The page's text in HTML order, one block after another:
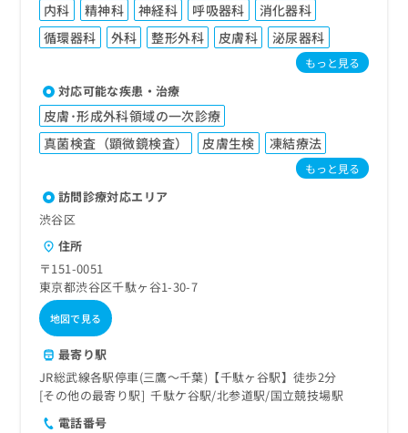
内科 精神科 神経科 呼吸器科
消化器科
循環器科
外科 整形外科 皮膚科 泌尿器科
もっと見る
対応可能な疾患・治療
皮膚･形成外科領域の一次診療
真菌検査（顕微鏡検査）
皮膚生検 凍結療法
もっと見る
訪問診療対応エリア
渋谷区
住所
〒151-0051
東京都渋谷区千駄ヶ谷1-30-7
地図で見る
最寄り駅
JR総武線各駅停車(三鷹～千葉)【千駄ヶ谷駅】徒歩2分
その他の最寄り駅
千駄ケ谷駅 北参道駅 国立競技場駅
電話番号